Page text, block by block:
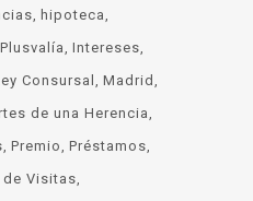
hipoteca
Intereses
Consursal
Madrid
de una Herencia
Premio Préstamos
de Visitas